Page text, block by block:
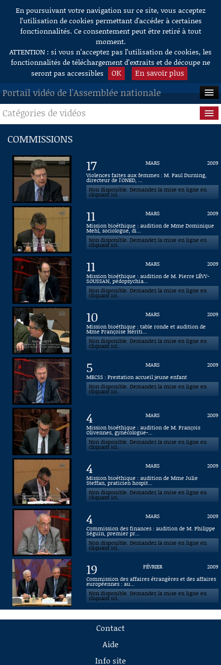
Aller au contenu
En poursuivant votre navigation sur ce site, vous acceptez
l’utilisation de cookies permettant d'accéder à certaines
fonctionnalités. Ce consentement peut être retiré à tout
moment.
ATTENTION : si vous n’acceptez pas l’utilisation de cookies, les
fonctionnalités de téléchargement d’extraits et de découpe ne
seront pas accessibles
OK En savoir plus
Portail vidéo de l'Assemblée nationale
ACCUEIL
EN DIRECT
À LA DEMANDE
RECHERCHE
AIDE À LA DÉCOUPE
DE VIDÉOS
Catégories de vidéos
Questions au Gouvernement
Commissions
Présidence
Évènements
Connaissance, Histoire
COMMISSIONS
17 MARS
2009
Violences faites aux femmes : M. Paul Durning,
directeur de l'ONED, ...
Non disponible. Demandez la mise en ligne en
cliquant ici.
11 MARS
2009
Mission bioéthique : audition de Mme Dominique
Mehl, sociologue, di...
Non disponible. Demandez la mise en ligne en
cliquant ici.
11 MARS
2009
Mission bioéthique : audition de M. Pierre LÉVY-
SOUSSAN, pédopsychia...
Non disponible. Demandez la mise en ligne en
cliquant ici.
10 MARS
2009
Mission bioéthique : table ronde et audition de
Mme Françoise Hériti...
Non disponible. Demandez la mise en ligne en
cliquant ici.
5 MARS
2009
MECSS : Prestation accueil jeune enfant
Non disponible. Demandez la mise en ligne en
cliquant ici.
4 MARS
2009
Mission bioéthique : audition de M. François
Olivennes, gynécologue-...
Non disponible. Demandez la mise en ligne en
cliquant ici.
4 MARS
2009
Mission bioéthique : audition de Mme Julie
Steffan, praticien hospit...
Non disponible. Demandez la mise en ligne en
cliquant ici.
4 MARS
2009
Commission des finances : audition de M. Philippe
Séguin, premier pr...
Non disponible. Demandez la mise en ligne en
cliquant ici.
19 FÉVRIER
2009
Commission des affaires étrangères et des affaires
européennes : au...
Non disponible. Demandez la mise en ligne en
cliquant ici.
Contact
Aide
Info site